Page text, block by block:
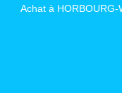
Achat à HORBOURG-